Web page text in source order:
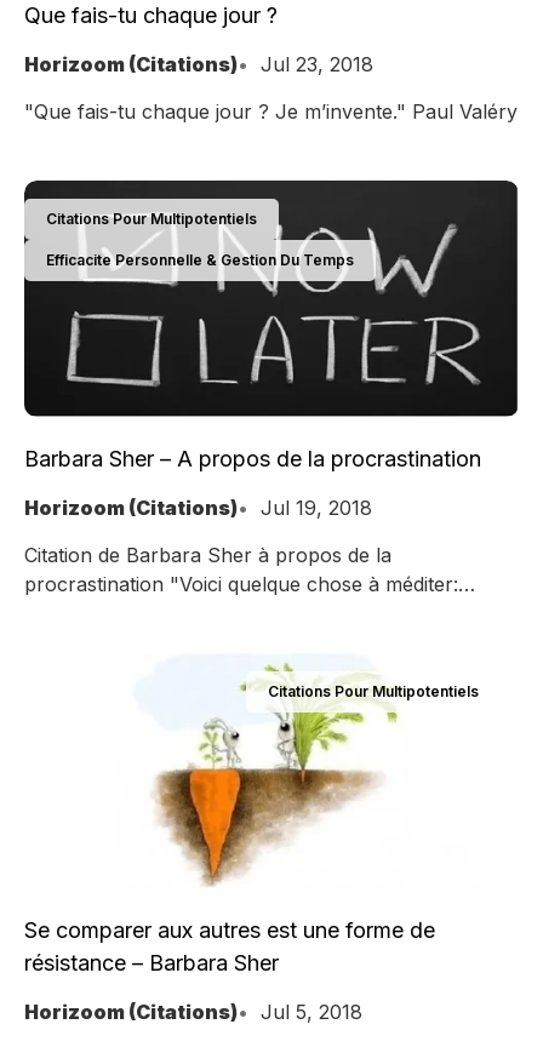
Que fais-tu chaque jour ?
Horizoom (Citations)
Jul 23, 2018
"Que fais-tu chaque jour ? Je m’invente." Paul Valéry
Citations Pour Multipotentiels
Efficacite Personnelle & Gestion Du Temps
Barbara Sher – A propos de la procrastination
Horizoom (Citations)
Jul 19, 2018
Citation de Barbara Sher à propos de la
procrastination "Voici quelque chose à méditer:
ou non, mais vous savez pertinemment que vous
résistez. Mais quand vous résistez à ce que vous
aimeriez faire, cela ne ressemble en rien
Citations Pour Multipotentiels
Se comparer aux autres est une forme de
résistance – Barbara Sher
Horizoom (Citations) Jul 5, 2018